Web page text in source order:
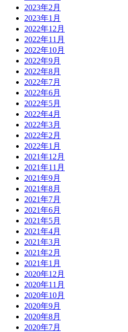
2023年2月
2023年1月
2022年12月
2022年11月
2022年10月
2022年9月
2022年8月
2022年7月
2022年6月
2022年5月
2022年4月
2022年3月
2022年2月
2022年1月
2021年12月
2021年11月
2021年9月
2021年8月
2021年7月
2021年6月
2021年5月
2021年4月
2021年3月
2021年2月
2021年1月
2020年12月
2020年11月
2020年10月
2020年9月
2020年8月
2020年7月